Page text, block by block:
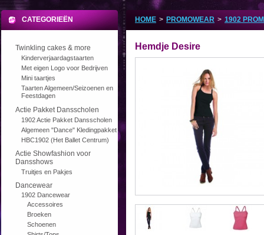
CATEGORIEËN
Twinkling cakes & more
Kinderverjaardagstaarten
Met eigen Logo voor Bedrijven
Mini taartjes
Taarten Algemeen/Seizoenen en
Feestdagen
Actie Pakket Dansscholen
1902 Actie Pakket Dansscholen
Algemeen "Dance" Kledingpakket
HBC1902 (Het Ballet Centrum)
Actie Showfashion voor
Dansshows
Truitjes en Pakjes
Dancewear
1902 Dancewear
Accessoires
Broeken
Schoenen
HOME > PROMOWEAR > 1902
Hemdje Desire